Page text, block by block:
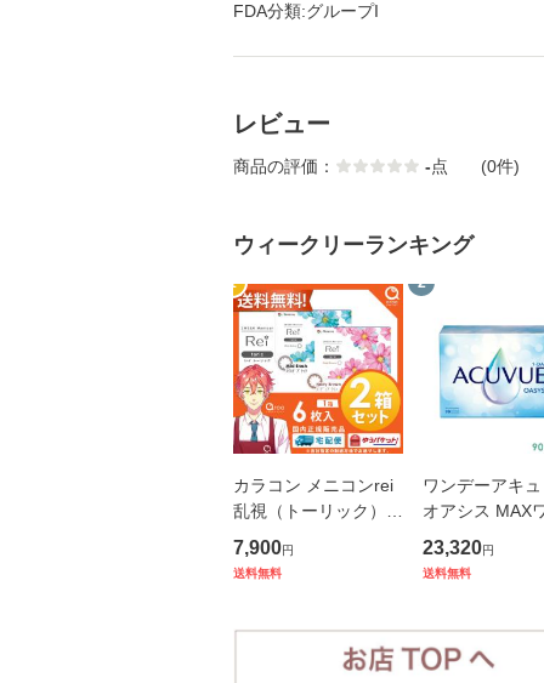
FDA分類:グループI
レビュー
商品の評価： -点 (0件)
ウィークリーランキング
1
カラコン メニコンrei
乱視（トーリック） 2
week 6枚入2箱 コン
タクトレンズ レイ 送
7,900円
送料無料
2
ワンデーアキ
オアシス MAX
ー 90枚×2箱 ジ
ンエンドジョ
23,320円
送料無料